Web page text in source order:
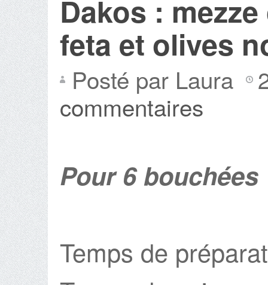
Dakos :
feta et olives
Posté par Laura
commentaires
Pour 6 bouchées
Temps de